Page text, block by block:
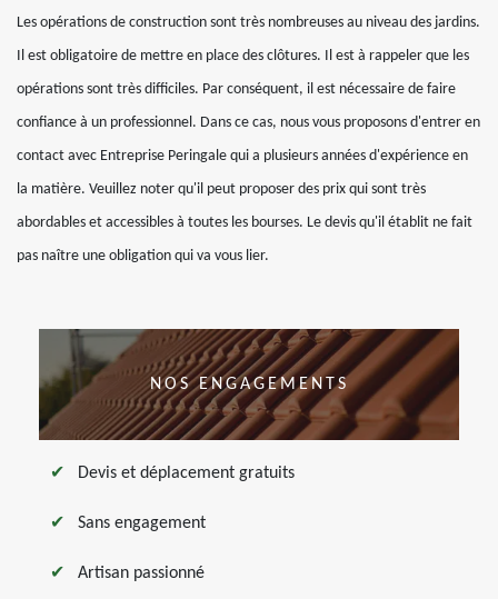
Les opérations de construction sont très nombreuses au niveau des jardins.
Il est obligatoire de mettre en place des clôtures. Il est à rappeler que les
opérations sont très difficiles. Par conséquent, il est nécessaire de faire
confiance à un professionnel. Dans ce cas, nous vous proposons d'entrer en
contact avec Entreprise Peringale qui a plusieurs années d'expérience en
la matière. Veuillez noter qu'il peut proposer des prix qui sont très
abordables et accessibles à toutes les bourses. Le devis qu'il établit ne fait
pas naître une obligation qui va vous lier.
NOS ENGAGEMENTS
Devis et déplacement gratuits
Sans engagement
Artisan passionné